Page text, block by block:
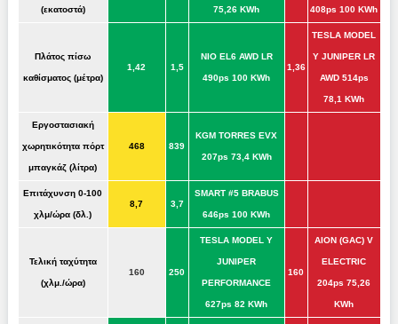
(εκατοστά) 75,26 KWh 408ps 100 KWh
Πλάτος πίσω
καθίσματος (μέτρα)
1,42 1,5
NIO EL6 AWD LR
490ps 100 KWh
1,36
TESLA MODEL
Y JUNIPER LR
AWD 514ps
78,1 KWh
Εργοστασιακή
χωρητικότητα πόρτ
μπαγκάζ (λίτρα)
468 839
KGM TORRES EVX
207ps 73,4 KWh
Επιτάχυνση 0-100
χλμ/ώρα (δλ.)
8,7 3,7
SMART #5 BRABUS
646ps 100 KWh
Τελική ταχύτητα
(χλμ./ώρα)
160 250
TESLA MODEL Y
JUNIPER
PERFORMANCE
627ps 82 KWh
160
AION (GAC) V
ELECTRIC
204ps 75,26
KWh